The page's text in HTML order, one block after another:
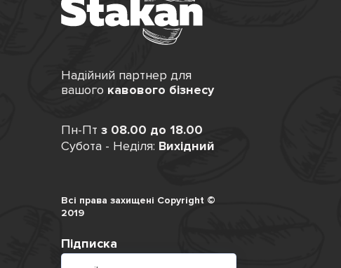
Надійний партнер для
вашого кавового бізнесу
Пн-Пт з 08.00 до 18.00
Субота - Неділя: Вихідний
Всі права захищені Copyright ©
2019
Підписка